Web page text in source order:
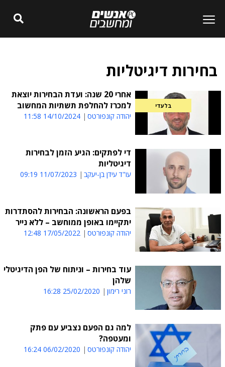
בחירות דיגיטליות
בלעדי
אחרי 20 שנה: ועדת הבחירות יוצאת
למכרז להחלפת תשתיות המחשוב
יהודה קונפורטס 14/10/2024 11:58
די לפתקים: הגיע הזמן לבחירות
דיגיטליות
עו"ד עידן בן-יעקב 11/07/2023 09:19
בפעם הראשונה: הבחירות להסתדרות
יתקיימו באופן ממוחשב – ללא נייר
יהודה קונפורטס 17/05/2022 12:48
עוד בחירות – וניתוח של הפן הדיגיטלי
שלהן
רוני רימון 25/02/2020 16:28
למה גם הפעם נצביע עם פתק
ומעטפה?
יהודה קונפורטס 06/02/2020 16:24